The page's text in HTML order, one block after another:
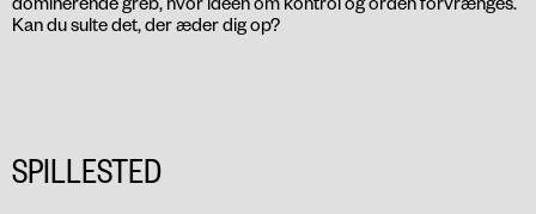
Kan du sulte det, der æder dig op?
SPILLESTED